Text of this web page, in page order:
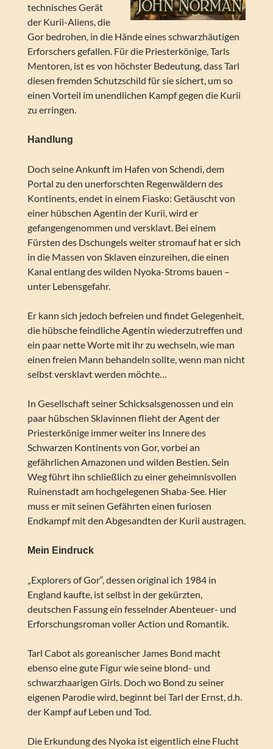
technisches Gerät
der Kurii-Aliens, die
Gor bedrohen, in die Hände eines schwarzhäutigen
Erforschers gefallen. Für die Priesterkönige, Tarls
Mentoren, ist es von höchster Bedeutung, dass Tarl
diesen fremden Schutzschild für sie sichert, um so
einen Vorteil im unendlichen Kampf gegen die Kurii
zu erringen.
Handlung
Doch seine Ankunft im Hafen von Schendi, dem
Portal zu den unerforschten Regenwäldern des
Kontinents, endet in einem Fiasko: Getäuscht von
einer hübschen Agentin der Kurii, wird er
gefangengenommen und versklavt. Bei einem
Fürsten des Dschungels weiter stromauf hat er sich
in die Massen von Sklaven einzureihen, die einen
Kanal entlang des wilden Nyoka-Stroms bauen –
unter Lebensgefahr.
Er kann sich jedoch befreien und findet Gelegenheit,
die hübsche feindliche Agentin wiederzutreffen und
ein paar nette Worte mit ihr zu wechseln, wie man
einen freien Mann behandeln sollte, wenn man nicht
selbst versklavt werden möchte…
In Gesellschaft seiner Schicksalsgenossen und ein
paar hübschen Sklavinnen flieht der Agent der
Priesterkönige immer weiter ins Innere des
Schwarzen Kontinents von Gor, vorbei an
gefährlichen Amazonen und wilden Bestien. Sein
Weg führt ihn schließlich zu einer geheimnisvollen
Ruinenstadt am hochgelegenen Shaba-See. Hier
muss er mit seinen Gefährten einen furiosen
Endkampf mit den Abgesandten der Kurii austragen.
Mein Eindruck
„Explorers of Gor“, dessen original ich 1984 in
England kaufte, ist selbst in der gekürzten,
deutschen Fassung ein fesselnder Abenteuer- und
Erforschungsroman voller Action und Romantik.
Tarl Cabot als goreanischer James Bond macht
ebenso eine gute Figur wie seine blond- und
schwarzhaarigen Girls. Doch wo Bond zu seiner
eigenen Parodie wird, beginnt bei Tarl der Ernst, d.h.
der Kampf auf Leben und Tod.
Die Erkundung des Nyoka ist eigentlich eine Flucht